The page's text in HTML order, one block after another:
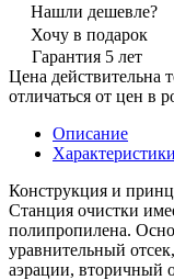
Нашли дешевле?
Хочу в подарок
Гарантия 5 лет
Цена действительна
отличаться от цен в
Описание
Характеристики
Конструкция и
Станция очистки
полипропилена.
уравнительный
аэрации, вторичный